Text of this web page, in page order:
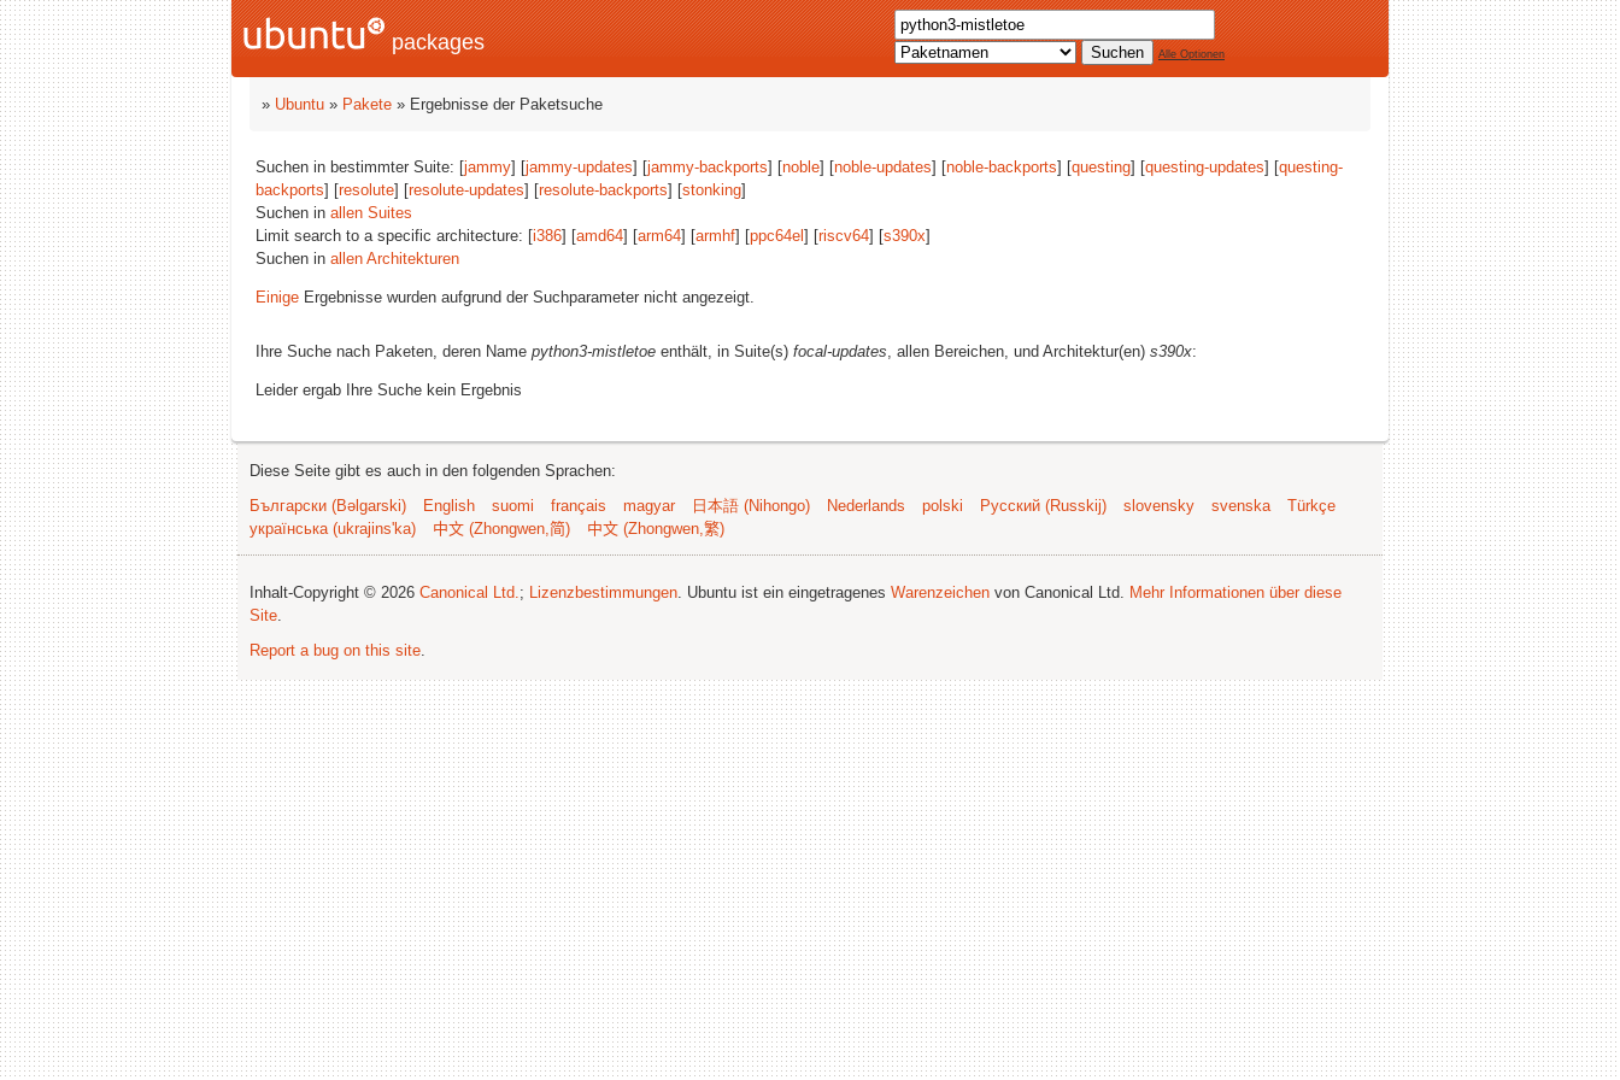
packages Alle Optionen
» Ubuntu » Pakete » Ergebnisse der Paketsuche
Suchen in bestimmter Suite: [jammy] [jammy-updates] [jammy-backports] [noble] [noble-updates] [noble-backports] [questing] [questing-updates] [questing-
backports] [resolute] [resolute-updates] [resolute-backports] [stonking]
Suchen in allen Suites
Limit search to a specific architecture: [i386] [amd64] [arm64] [armhf] [ppc64el ] [riscv64] [s390x]
Suchen in allen Architekturen
Einige Ergebnisse wurden aufgrund der Suchparameter nicht angezeigt.
Ihre Suche nach Paketen, deren Name python3-mistletoe enthält, in Suite(s) focal-updates, allen Bereichen, und Architektur(en) s390x:
Leider ergab Ihre Suche kein Ergebnis
Diese Seite gibt es auch in den folgenden Sprachen:
Български (Bəlgarski)
English suomi français magyar 日本語 (Nihongo) Nederlands polski Русский (Russkij) slovensky svenska
Türkçe
українська (ukrajins'ka)
中文 (Zhongwen,简) 中文 (Zhongwen,繁)
Inhalt-Copyright © 2026 Canonical Ltd.; Lizenzbestimmungen. Ubuntu ist ein eingetragenes Warenzeichen von Canonical Ltd. Mehr Informationen über diese
Site.
Report a bug on this site.